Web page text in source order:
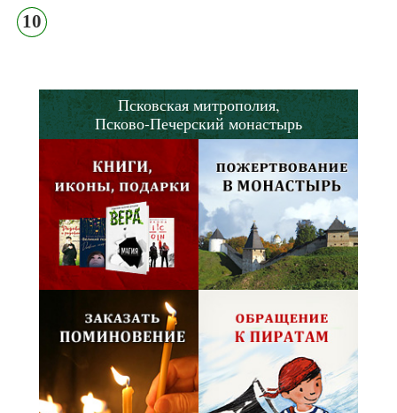
10
Псковская митрополия,
Псково-Печерский монастырь